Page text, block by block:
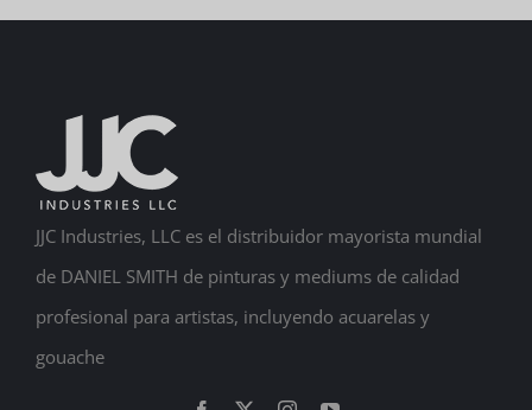
JJC Industries, LLC es el distribuidor mayorista mundial
de DANIEL SMITH de pinturas y mediums de calidad
profesional para artistas, incluyendo acuarelas y
gouache